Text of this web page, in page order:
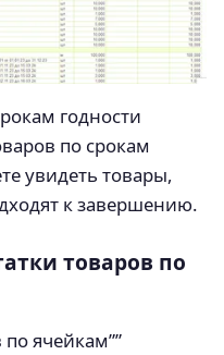
годности
по срокам
увидеть товары,
к завершению.
товаров по
по ячейкам””